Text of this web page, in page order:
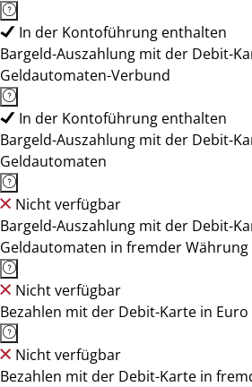
In der Kontoführung enthalten
Bargeld-Auszahlung mit der Debit-
Geldautomaten-Verbund
In der Kontoführung enthalten
Bargeld-Auszahlung mit der Debit-
Geldautomaten
Nicht verfügbar
Bargeld-Auszahlung mit der Debit-
Geldautomaten in fremder Währung
Nicht verfügbar
Bezahlen mit der Debit-Karte in Euro
Nicht verfügbar
Bezahlen mit der Debit-Karte in